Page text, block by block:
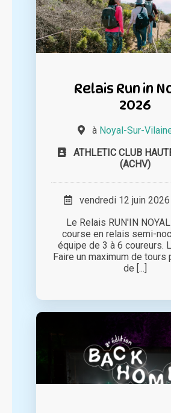
Relais Run in
2026
à Noyal-Sur-
ATHLETIC CLUB
(ACHV)
vendredi 12 juin
Le Relais RUN'IN
course en relais semi-
équipe de 3 à 6 coureurs.
Faire un maximum de tours
de [...]